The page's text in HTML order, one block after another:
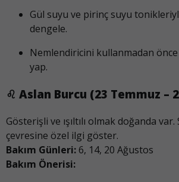
Gül suyu ve pirinç suyu
dengele.
Nemlendiricini kullanmadan
yap.
♌ Aslan Burcu (23 Temmuz –
Gösterişli ve ışıltılı olmak doğanda var.
çevresine özel ilgi göster.
Bakım Günleri: 6, 14, 20 Ağustos
Bakım Önerisi: